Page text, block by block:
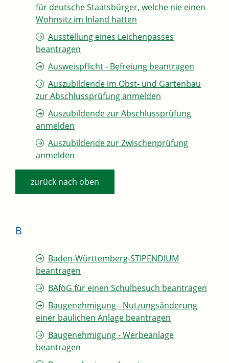
für deutsche Staatsbürger, welche nie einen
Wohnsitz im Inland hatten
Ausstellung eines Leichenpasses
beantragen
Ausweispflicht - Befreiung beantragen
Auszubildende im Obst- und Gartenbau
zur Abschlussprüfung anmelden
Auszubildende zur Abschlussprüfung
anmelden
Auszubildende zur Zwischenprüfung
anmelden
zurück nach oben
B
Baden-Württemberg-STIPENDIUM
beantragen
BAföG für einen Schulbesuch beantragen
Baugenehmigung - Nutzungsänderung
einer baulichen Anlage beantragen
Baugenehmigung - Werbeanlage
beantragen